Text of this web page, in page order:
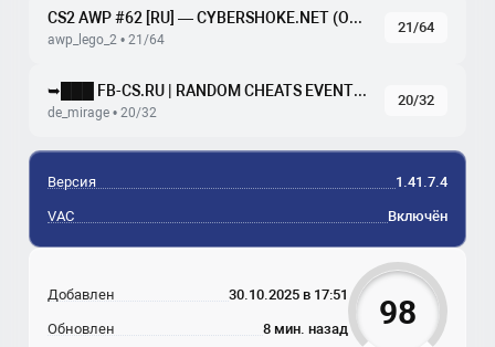
CS2 AWP #62 [RU] — CYBERSHOKE.NET (ONLY AWP LEGO 2)
awp_lego_2 • 21/64
21/64
➥███ FB-CS.RU | RANDOM CHEATS EVENTS MIRAGE
de_mirage • 20/32
20/32
Версия 1.41.7.4
VAC Включён
Добавлен 30.10.2025 в 17:51
Обновлен 8 мин. назад 98